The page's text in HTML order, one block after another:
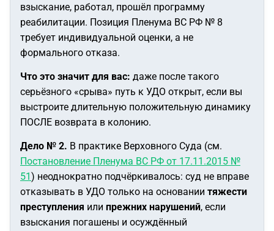
взыскание, работал, прошёл программу
реабилитации. Позиция Пленума ВС РФ № 8
требует индивидуальной оценки, а не
формального отказа.
Что это значит для вас: даже после такого
серьёзного «срыва» путь к УДО открыт, если вы
выстроите длительную положительную динамику
ПОСЛЕ возврата в колонию.
Дело № 2. В практике Верховного Суда (см.
Постановление Пленума ВС РФ от 17.11.2015 №
51) неоднократно подчёркивалось: суд не вправе
отказывать в УДО только на основании тяжести
преступления или прежних нарушений, если
взыскания погашены и осуждённый